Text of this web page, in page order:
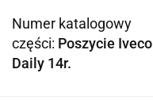
Numer katalogowy
części: Poszycie Iveco
Daily 14r.